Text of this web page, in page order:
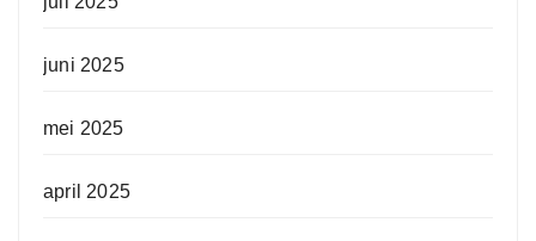
juni 2025
mei 2025
april 2025